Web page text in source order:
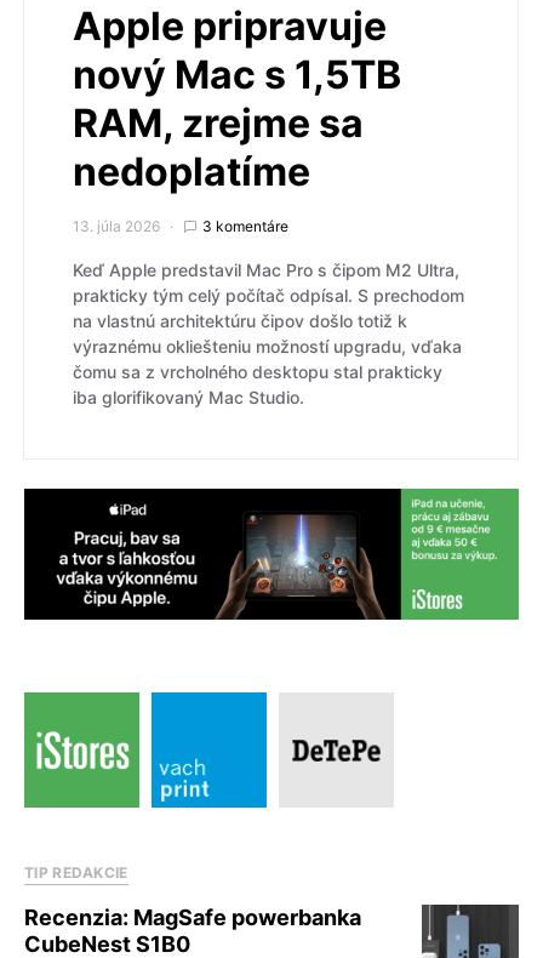
Apple pripravuje
nový Mac s 1,5TB
RAM, zrejme sa
nedoplatíme
13. júla 2026 3 komentáre
Keď Apple predstavil Mac Pro s čipom M2 Ultra,
prakticky tým celý počítač odpísal. S prechodom
na vlastnú architektúru čipov došlo totiž k
výraznému okliešteniu možností upgradu, vďaka
čomu sa z vrcholného desktopu stal prakticky
iba glorifikovaný Mac Studio.
TIP REDAKCIE
Recenzia: MagSafe powerbanka
CubeNest S1B0